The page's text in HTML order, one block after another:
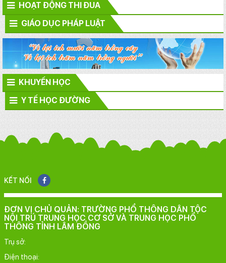
HOẠT ĐỘNG THI ĐUA
GIÁO DỤC PHÁP LUẬT
KHUYẾN HỌC
Y TẾ HỌC ĐƯỜNG
KẾT NỐI
ĐƠN VỊ CHỦ QUẢN: TRƯỜNG PHỔ THÔNG DÂN TỘC
NỘI TRÚ TRUNG HỌC CƠ SỞ VÀ TRUNG HỌC PHỔ
THÔNG TỈNH LÂM ĐỒNG
Trụ sở:
Điện thoại: